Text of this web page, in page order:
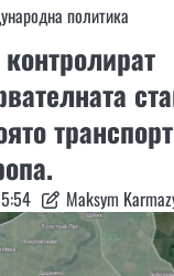
политика
Maksym